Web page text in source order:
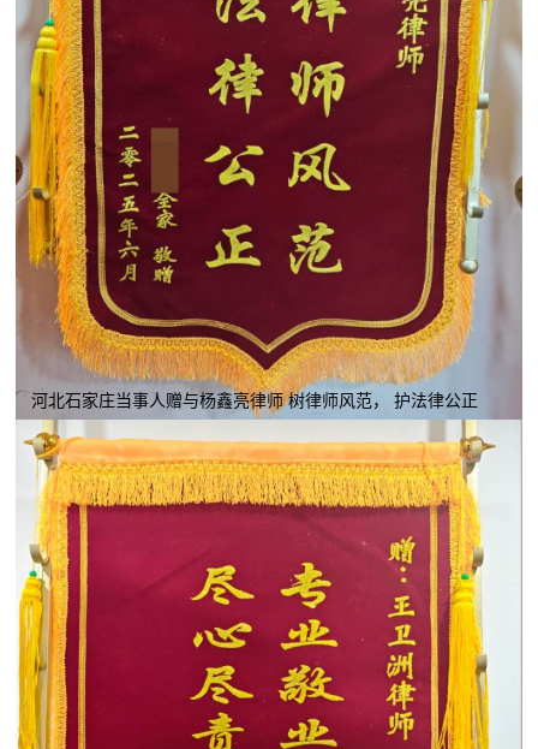
河北石家庄当事人赠与杨鑫亮律师 树律师风范， 护法律公正